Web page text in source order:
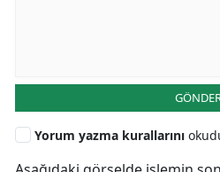
Yorum yazma kurallarını